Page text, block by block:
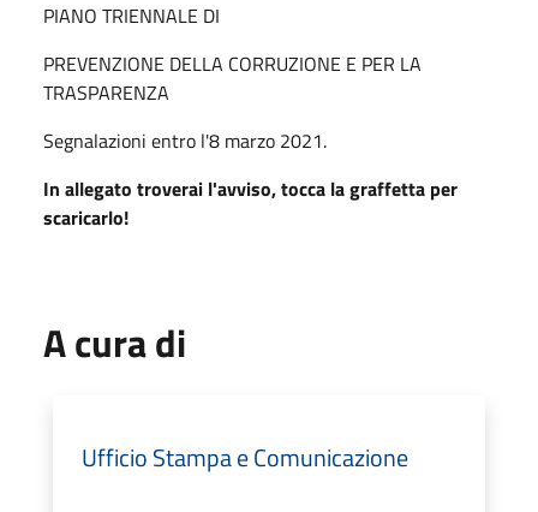
PIANO TRIENNALE DI
PREVENZIONE DELLA CORRUZIONE E PER LA
TRASPARENZA
Segnalazioni entro l'8 marzo 2021.
In allegato troverai l'avviso, tocca la graffetta per
scaricarlo!
A cura di
Ufficio Stampa e Comunicazione